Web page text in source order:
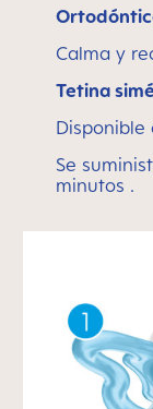
Calma y
Tetina
Disponible
Se
minutos .